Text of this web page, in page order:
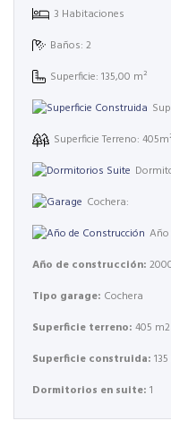
3 Habitaciones
Baños: 2
Superficie: 135,00 m²
Superficie Terreno:
Cochera:
Año de construcción:
Tipo garage: Cochera
Superficie terreno: 405 m2
Superficie construida:
Dormitorios en suite: 1